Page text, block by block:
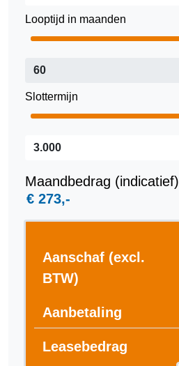
Looptijd in maanden
Slottermijn
Maandbedrag (indicatief)
Aanschaf (excl.
BTW)
Aanbetaling
Leasebedrag